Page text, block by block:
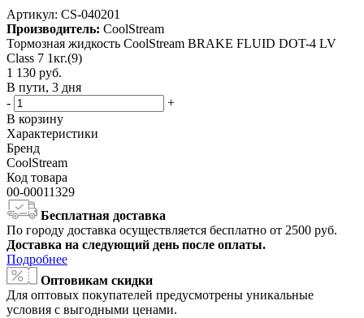
Артикул: CS-040201
Производитель: CoolStream
Тормозная жидкость CoolStream BRAKE FLUID DOT-4 LV
Class 7 1кг.(9)
1 130 руб.
В пути, 3 дня
-
+
В корзину
Характеристики
Бренд
CoolStream
Код товара
00-00011329
Бесплатная доставка
По городу доставка осуществляется бесплатно от 2500 руб.
Доставка на следующий день после оплаты.
Подробнее
Оптовикам скидки
Для оптовых покупателей предусмотрены уникальные
условия с выгодными ценами.